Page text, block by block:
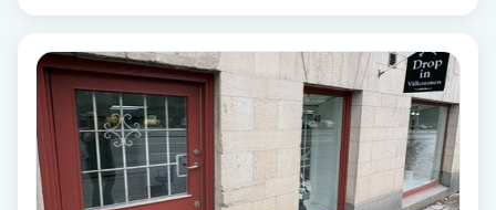
Klippning ungdom
Koppningsmassage
Kosmetisk tatuering